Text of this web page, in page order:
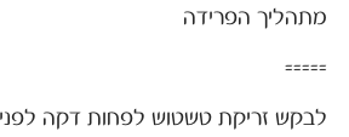
מתהליך הפרידה
=====
לבקש זריקת טשטוש לפחות דקה